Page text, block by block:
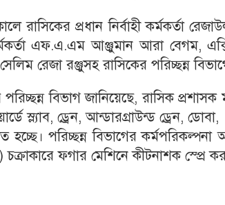
রাসিকের প্রধান নির্বাহী কর্মকর্তা
এফ.এ.এম আঞ্জুমান আরা বেগম,
রেজা রঞ্জুসহ রাসিকের পরিচ্ছন্ন
পরিচ্ছন্ন বিভাগ জানিয়েছে, রাসিক
স্ল্যাব, ড্রেন, আন্ডারগ্রাউন্ড ড্রেন,
হচ্ছে। পরিচ্ছন্ন বিভাগের
ফগার মেশিনে কীটনাশক স্প্রে